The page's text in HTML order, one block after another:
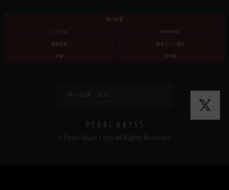
黒い砂漠
ジャンル
MMORPG
課金形態
基本プレイ無料
対象
全年齢
黒い砂漠 - 日本
© Pearl Abyss Corp. All Rights Reserved.